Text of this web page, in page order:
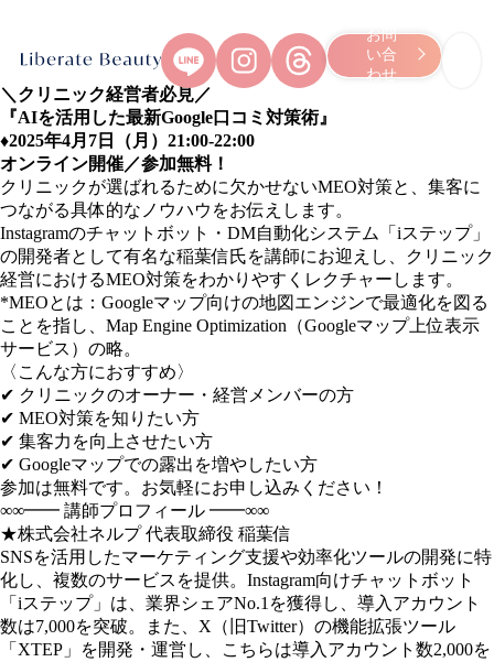
お問
い合
わせ
＼クリニック経営者必見／
『AIを活用した最新Google口コミ対策術』
♦︎2025年4月7日（月）21:00-22:00
オンライン開催／参加無料！
クリニックが選ばれるために欠かせないMEO対策と、集客に
つながる具体的なノウハウをお伝えします。
Instagramのチャットボット・DM自動化システム「iステップ」
の開発者として有名な稲葉信氏を講師にお迎えし、クリニック
経営におけるMEO対策をわかりやすくレクチャーします。
*MEOとは：Googleマップ向けの地図エンジンで最適化を図る
ことを指し、Map Engine Optimization（Googleマップ上位表示
サービス）の略。
〈こんな方におすすめ〉
✔︎ クリニックのオーナー・経営メンバーの方
✔︎ MEO対策を知りたい方
✔︎ 集客力を向上させたい方
✔︎ Googleマップでの露出を増やしたい方
参加は無料です。お気軽にお申し込みください！
∞∞━━ 講師プロフィール ━━∞∞
★株式会社ネルプ 代表取締役 稲葉信
SNSを活用したマーケティング支援や効率化ツールの開発に特
化し、複数のサービスを提供。Instagram向けチャットボット
「iステップ」は、業界シェアNo.1を獲得し、導入アカウント
数は7,000を突破。また、X（旧Twitter）の機能拡張ツール
「XTEP」を開発・運営し、こちらは導入アカウント数2,000を